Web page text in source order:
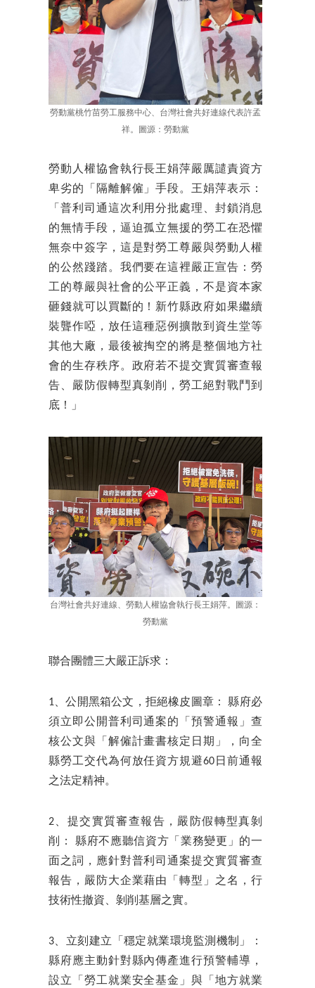
勞動黨桃竹苗勞工服務中心、台灣社會共好連線代表許孟
祥。圖源：勞動黨
勞動人權協會執行長王娟萍嚴厲譴責資方
卑劣的「隔離解僱」手段。王娟萍表示：
「普利司通這次利用分批處理、封鎖消息
的無情手段，逼迫孤立無援的勞工在恐懼
無奈中簽字，這是對勞工尊嚴與勞動人權
的公然踐踏。我們要在這裡嚴正宣告：勞
工的尊嚴與社會的公平正義，不是資本家
砸錢就可以買斷的！新竹縣政府如果繼續
裝聾作啞，放任這種惡例擴散到資生堂等
其他大廠，最後被掏空的將是整個地方社
會的生存秩序。政府若不提交實質審查報
告、嚴防假轉型真剝削，勞工絕對戰鬥到
底！」
台灣社會共好連線、勞動人權協會執行長王娟萍。圖源：
勞動黨
聯合團體三大嚴正訴求：
1、公開黑箱公文，拒絕橡皮圖章： 縣府必
須立即公開普利司通案的「預警通報」查
核公文與「解僱計畫書核定日期」，向全
縣勞工交代為何放任資方規避60日前通報
之法定精神。
2、提交實質審查報告，嚴防假轉型真剝
削： 縣府不應聽信資方「業務變更」的一
面之詞，應針對普利司通案提交實質審查
報告，嚴防大企業藉由「轉型」之名，行
技術性撤資、剝削基層之實。
3、立刻建立「穩定就業環境監測機制」：
縣府應主動針對縣內傳產進行預警輔導，
設立「勞工就業安全基金」與「地方就業